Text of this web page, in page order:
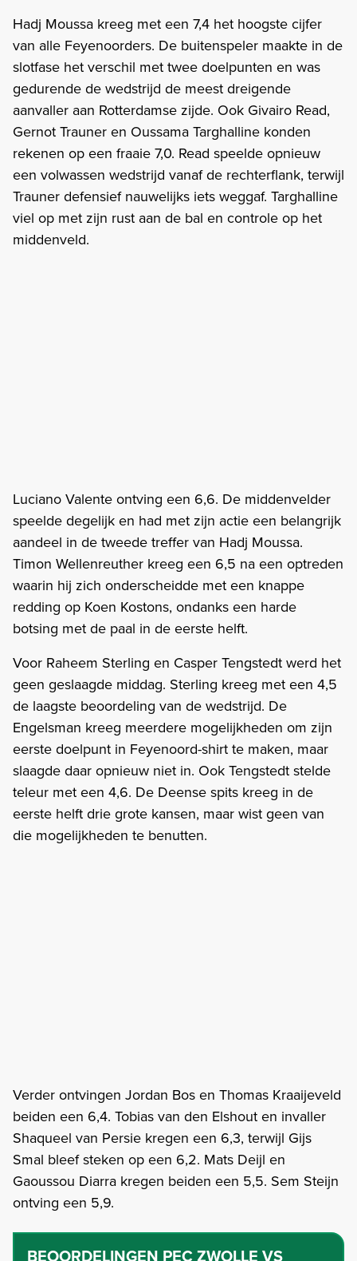
Hadj Moussa kreeg met een 7,4 het hoogste cijfer
van alle Feyenoorders. De buitenspeler maakte in de
slotfase het verschil met twee doelpunten en was
gedurende de wedstrijd de meest dreigende
aanvaller aan Rotterdamse zijde. Ook Givairo Read,
Gernot Trauner en Oussama Targhalline konden
rekenen op een fraaie 7,0. Read speelde opnieuw
een volwassen wedstrijd vanaf de rechterflank, terwijl
Trauner defensief nauwelijks iets weggaf. Targhalline
viel op met zijn rust aan de bal en controle op het
middenveld.
Luciano Valente ontving een 6,6. De middenvelder
speelde degelijk en had met zijn actie een belangrijk
aandeel in de tweede treffer van Hadj Moussa.
Timon Wellenreuther kreeg een 6,5 na een optreden
waarin hij zich onderscheidde met een knappe
redding op Koen Kostons, ondanks een harde
botsing met de paal in de eerste helft.
Voor Raheem Sterling en Casper Tengstedt werd het
geen geslaagde middag. Sterling kreeg met een 4,5
de laagste beoordeling van de wedstrijd. De
Engelsman kreeg meerdere mogelijkheden om zijn
eerste doelpunt in Feyenoord-shirt te maken, maar
slaagde daar opnieuw niet in. Ook Tengstedt stelde
teleur met een 4,6. De Deense spits kreeg in de
eerste helft drie grote kansen, maar wist geen van
die mogelijkheden te benutten.
Verder ontvingen Jordan Bos en Thomas Kraaijeveld
beiden een 6,4. Tobias van den Elshout en invaller
Shaqueel van Persie kregen een 6,3, terwijl Gijs
Smal bleef steken op een 6,2. Mats Deijl en
Gaoussou Diarra kregen beiden een 5,5. Sem Steijn
ontving een 5,9.
BEOORDELINGEN PEC ZWOLLE VS